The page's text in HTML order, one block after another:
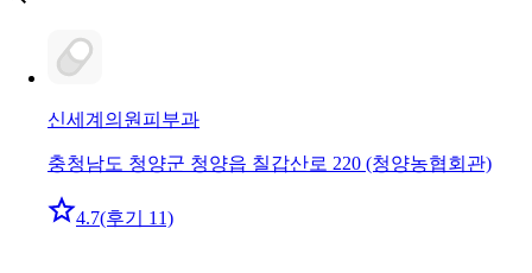
신세계의원 피부과
충청남도 청양군 청양읍 칠갑산로 220 (청양농협회관)
4.7(후기 11)